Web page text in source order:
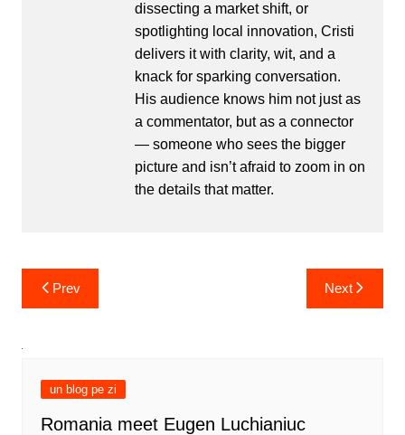
dissecting a market shift, or
spotlighting local innovation, Cristi
delivers it with clarity, wit, and a
knack for sparking conversation.
His audience knows him not just as
a commentator, but as a connector
— someone who sees the bigger
picture and isn’t afraid to zoom in on
the details that matter.
Post
navigation
Prev Next
un blog pe zi
Romania meet Eugen Luchianiuc